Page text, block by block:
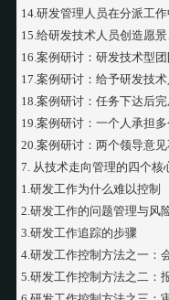
14.研发管理人员在分派工
15.给研发技术人员创造愿
16.案例研讨：研发技术型
17.案例研讨：给予研发技
18.案例研讨：任务下达后
19.案例研讨：一个人承担
20.案例研讨：两个领导意
7. 从技术走向管理的四个
1.研发工作为什么难以控制
2.研发工作的问题管理与风
3.研发工作追踪的步骤
4.研发工作控制方法之一：
5.研发工作控制方法之二：